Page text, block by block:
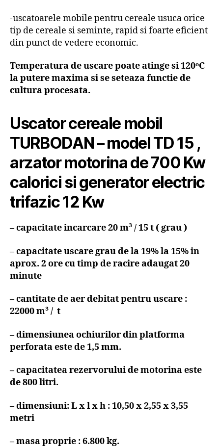
-uscatoarele mobile pentru cereale usuca orice
tip de cereale si seminte, rapid si foarte eficient
din punct de vedere economic.
Temperatura de uscare poate atinge si 120ᵒC
la putere maxima si se seteaza functie de
cultura procesata.
Uscator cereale mobil
TURBODAN – model TD 15 ,
arzator motorina de 700 Kw
calorici si generator electric
trifazic 12 Kw
– capacitate incarcare 20 m³ / 15 t ( grau )
– capacitate uscare grau de la 19% la 15% in
aprox. 2 ore cu timp de racire adaugat 20
minute
– cantitate de aer debitat pentru uscare :
22000 m³ / t
– dimensiunea ochiurilor din platforma
perforata este de 1,5 mm.
– capacitatea rezervorului de motorina este
de 800 litri.
– dimensiuni: L x l x h : 10,50 x 2,55 x 3,55
metri
– masa proprie : 6.800 kg.